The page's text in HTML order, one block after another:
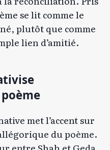
se lit comme le
plutôt que comme
lien d’amitié.
met l’accent sur
du poème.